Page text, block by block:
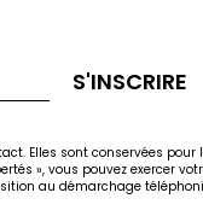
S'INSCRIRE
Elles sont conservées
», vous pouvez exercer
au démarchage